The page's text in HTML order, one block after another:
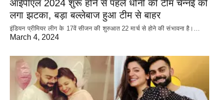
आईपीएल 2024 शुरू होने से पहले धोनी की टीम चेन्नई को
लगा झटका, बड़ा बल्लेबाज हुआ टीम से बाहर
इंडियन प्रीमियर लीग के 17वें सीजन की शुरुआत 22 मार्च से होने की संभावना है।…
March 4, 2024